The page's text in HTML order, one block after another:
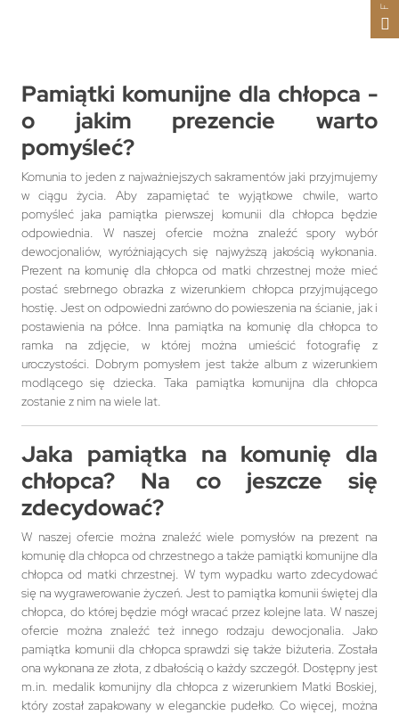
Pamiątki komunijne dla chłopca -
o jakim prezencie warto
pomyśleć?
Komunia to jeden z najważniejszych sakramentów jaki przyjmujemy
w ciągu życia. Aby zapamiętać te wyjątkowe chwile, warto
pomyśleć jaka pamiątka pierwszej komunii dla chłopca będzie
odpowiednia. W naszej ofercie można znaleźć spory wybór
dewocjonaliów, wyróżniających się najwyższą jakością wykonania.
Prezent na komunię dla chłopca od matki chrzestnej może mieć
postać srebrnego obrazka z wizerunkiem chłopca przyjmującego
hostię. Jest on odpowiedni zarówno do powieszenia na ścianie, jak i
postawienia na półce. Inna pamiątka na komunię dla chłopca to
ramka na zdjęcie, w której można umieścić fotografię z
uroczystości. Dobrym pomysłem jest także album z wizerunkiem
modlącego się dziecka. Taka pamiątka komunijna dla chłopca
zostanie z nim na wiele lat.
Jaka pamiątka na komunię dla
chłopca? Na co jeszcze się
zdecydować?
W naszej ofercie można znaleźć wiele pomysłów na prezent na
komunię dla chłopca od chrzestnego a także pamiątki komunijne dla
chłopca od matki chrzestnej. W tym wypadku warto zdecydować
się na wygrawerowanie życzeń. Jest to pamiątka komunii świętej dla
chłopca, do której będzie mógł wracać przez kolejne lata. W naszej
ofercie można znaleźć też innego rodzaju dewocjonalia. Jako
pamiątka komunii dla chłopca sprawdzi się także biżuteria. Została
ona wykonana ze złota, z dbałością o każdy szczegół. Dostępny jest
m.in. medalik komunijny dla chłopca z wizerunkiem Matki Boskiej,
który został zapakowany w eleganckie pudełko. Co więcej, można